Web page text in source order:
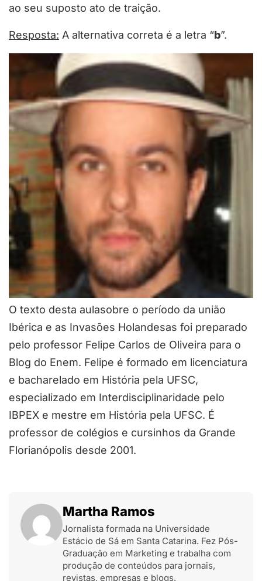
ao seu suposto ato de traição.
Resposta: A alternativa correta é a letra “b”.
O texto desta aulasobre o período da união
Ibérica e as Invasões Holandesas foi preparado
pelo professor Felipe Carlos de Oliveira para o
Blog do Enem. Felipe é formado em licenciatura
e bacharelado em História pela UFSC,
especializado em Interdisciplinaridade pelo
IBPEX e mestre em História pela UFSC. É
professor de colégios e cursinhos da Grande
Florianópolis desde 2001.
Martha Ramos
Jornalista formada na Universidade
Estácio de Sá em Santa Catarina. Fez Pós-
Graduação em Marketing e trabalha com
produção de conteúdos para jornais,
revistas, empresas e blogs.